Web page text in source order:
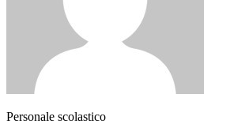
Personale scolastico